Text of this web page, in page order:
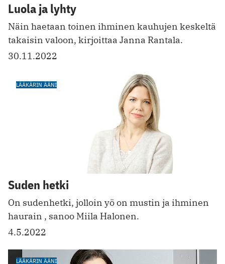
Luola ja lyhty
Näin haetaan toinen ihminen kauhujen keskeltä
takaisin valoon, kirjoittaa Janna Rantala.
30.11.2022
LÄÄKÄRIN ÄÄNI
Suden hetki
On sudenhetki, jolloin yö on mustin ja ihminen
haurain , sanoo Miila Halonen.
4.5.2022
LÄÄKÄRIN ÄÄNI